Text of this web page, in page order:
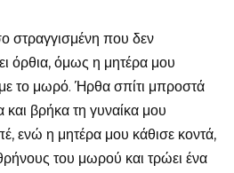
στραγγισμένη που δεν
όρθια, όμως η μητέρα μου
το μωρό. Ήρθα σπίτι μπροστά
βρήκα τη γυναίκα μου
ενώ η μητέρα μου κάθισε κοντά,
του μωρού και τρώει ένα